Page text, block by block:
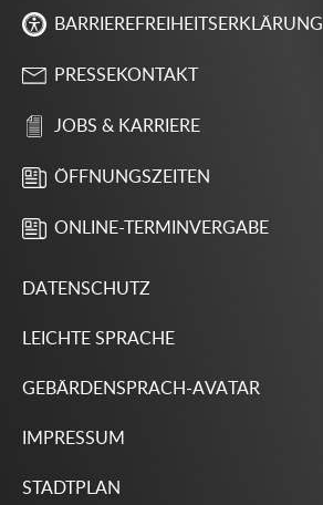
BARRIEREFREIHEITSERKLÄRUNG
PRESSEKONTAKT
JOBS & KARRIERE
ÖFFNUNGSZEITEN
ONLINE-TERMINVERGABE
DATENSCHUTZ
LEICHTE SPRACHE
GEBÄRDENSPRACH-AVATAR
IMPRESSUM
STADTPLAN